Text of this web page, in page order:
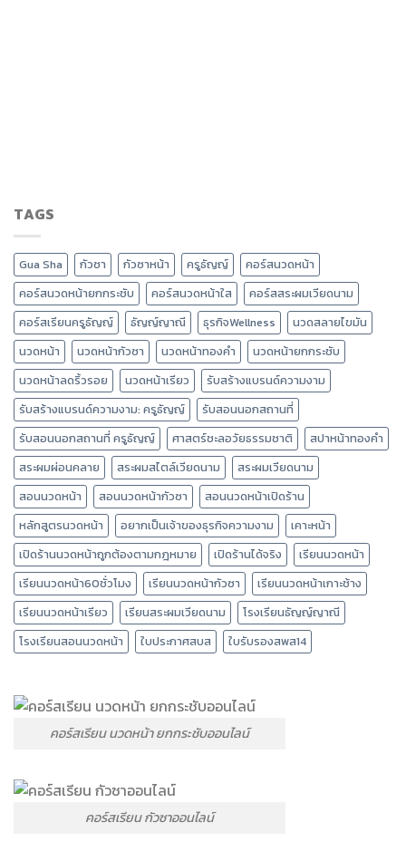
TAGS
Gua Sha กัวซา กัวซาหน้า ครูธัญญ์
คอร์สนวดหน้า
คอร์สนวดหน้ายกกระชับ
คอร์สนวดหน้าใส
คอร์สสระผมเวียดนาม
คอร์สเรียนครูธัญญ์
ธัญญ์ญาณี ธุรกิจWellness
นวดสลายไขมัน
นวดหน้า
นวดหน้ากัวซา นวดหน้าทองคำ
นวดหน้ายกกระชับ
นวดหน้าลดริ้วรอย
นวดหน้าเรียว
รับสร้างแบรนด์ความงาม
รับสร้างแบรนด์ความงาม: ครูธัญญ์
รับสอนนอกสถานที่
รับสอนนอกสถานที่ ครูธัญญ์
ศาสตร์ชะลอวัยธรรมชาติ
สปาหน้าทองคำ
สระผมผ่อนคลาย
สระผมสไตล์เวียดนาม
สระผมเวียดนาม
สอนนวดหน้า
สอนนวดหน้ากัวซา
สอนนวดหน้าเปิดร้าน
หลักสูตรนวดหน้า
อยากเป็นเจ้าของธุรกิจความงาม
เคาะหน้า
เปิดร้านนวดหน้าถูกต้องตามกฎหมาย
เปิดร้านได้จริง
เรียนนวดหน้า
เรียนนวดหน้า60ชั่วโมง
เรียนนวดหน้ากัวซา
เรียนนวดหน้าเกาะช้าง
เรียนนวดหน้าเรียว
เรียนสระผมเวียดนาม
โรงเรียนธัญญ์ญาณี
โรงเรียนสอนนวดหน้า
ใบประกาศสบส ใบรับรองสพส14
คอร์สเรียน นวดหน้า ยกกระชับออนไลน์
คอร์สเรียน กัวซาออนไลน์